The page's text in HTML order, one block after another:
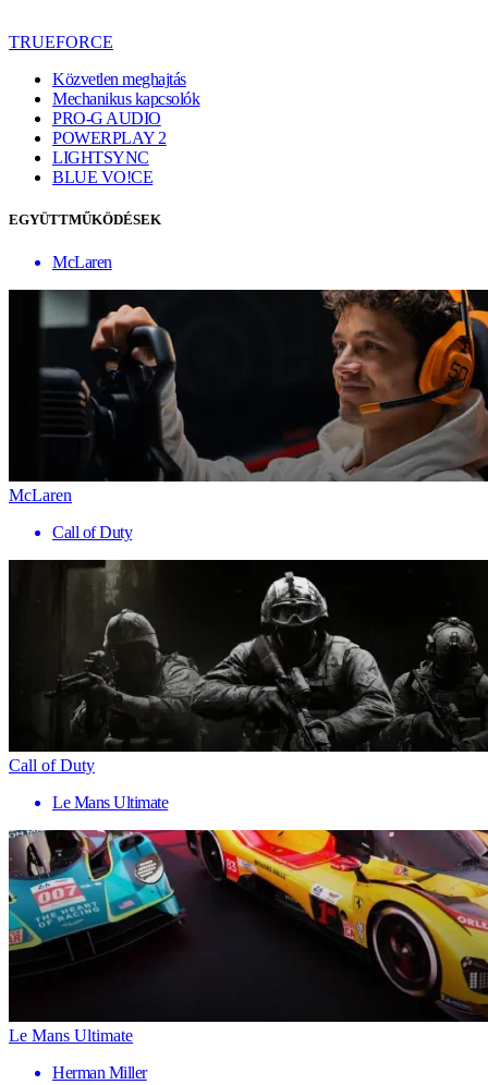
TRUEFORCE
Közvetlen meghajtás
Mechanikus kapcsolók
PRO-G AUDIO
POWERPLAY 2
LIGHTSYNC
BLUE VO!CE
EGYÜTTMŰKÖDÉSEK
McLaren
McLaren
Call of Duty
Call of Duty
Le Mans Ultimate
Le Mans Ultimate
Herman Miller